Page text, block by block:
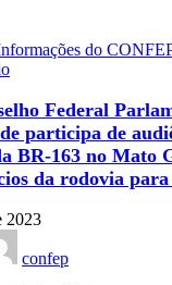
do CONFEP
Federal
participa de
BR-163 no Mato
da rodovia
2023
confep